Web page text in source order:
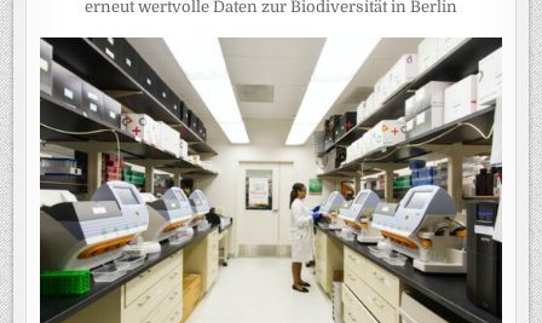
erneut wertvolle Daten zur Biodiversität in Berlin